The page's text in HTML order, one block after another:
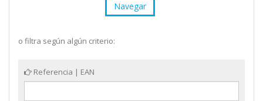
Navegar
o filtra según algún criterio:
Referencia | EAN